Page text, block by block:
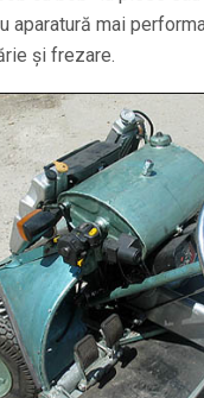
aparatură mai
şi frezare.